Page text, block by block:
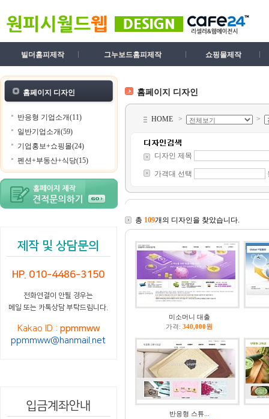
빌더홈피제작 그누보드홈피제작 쇼핑몰제작
홈페이지 디자인
반응형 기업소개(11)
일반기업소개(59)
기업홍보+쇼핑몰(24)
펜션+부동산+식당(15)
제작 및 상담문의
HP. 010-4486-3150
전화연결이 안될 경우는
메일 또는 카톡상담 부탁드립니다.
Kakao ID : ppmmww
ppmmww@hanmail.net
입금계좌안내
홈페이지 디자인
HOME > >
디자인 제목
가격대 선택
총 109개의 디자인을 찾았습니다.
미소머니 대출
가격: 340,000원
반응형 스튜...